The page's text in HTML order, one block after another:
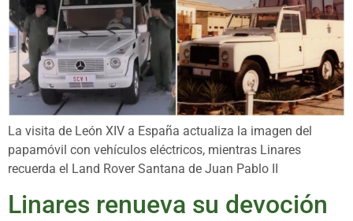
La visita de León XIV a España actualiza la imagen del
papamóvil con vehículos eléctricos, mientras Linares
recuerda el Land Rover Santana de Juan Pablo II
Linares renueva su devoción